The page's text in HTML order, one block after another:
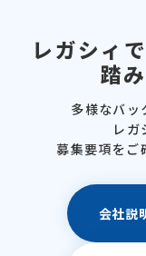
レガシィ
踏
多様なバッ
レガ
募集要項をご
会社説